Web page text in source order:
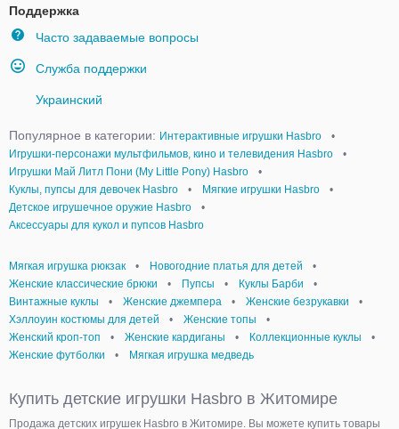
Поддержка
Часто задаваемые вопросы
Служба поддержки
Украинский
Популярное в категории: Интерактивные игрушки Hasbro
•
Игрушки-персонажи мультфильмов, кино и телевидения Hasbro
•
Игрушки Май Литл Пони (My Little Pony) Hasbro
•
Куклы, пупсы для девочек Hasbro
• Мягкие игрушки Hasbro
•
Детское игрушечное оружие Hasbro
•
Аксессуары для кукол и пупсов Hasbro
Мягкая игрушка рюкзак • Новогодние платья для детей
•
Женские классические брюки
• Пупсы • Куклы Барби
•
Винтажные куклы
• Женские джемпера • Женские безрукавки
•
Хэллоуин костюмы для детей
• Женские топы
•
Женский кроп-топ
• Женские кардиганы • Коллекционные куклы
•
Женские футболки
• Мягкая игрушка медведь
Купить детские игрушки Hasbro в Житомире
Продажа детских игрушек Hasbro в Житомире. Вы можете купить товары